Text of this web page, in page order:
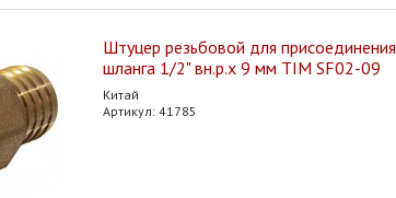
Штуцер резьбовой для присоединения
шланга 1/2" вн.р.х 9 мм TIM SF02-09
Китай
Артикул: 41785